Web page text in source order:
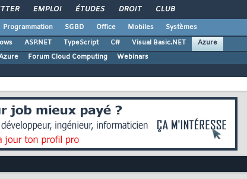
EMPLOI ÉTUDES DROIT CLUB
Programmation SGBD Office Mobiles
Systèmes
ASP.NET TypeScript C# Visual Basic.NET
Azure
Forum Cloud Computing Webinars